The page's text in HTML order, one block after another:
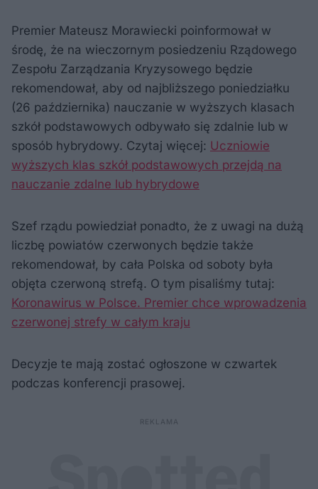
Premier Mateusz Morawiecki poinformował w
środę, że na wieczornym posiedzeniu Rządowego
Zespołu Zarządzania Kryzysowego będzie
rekomendował, aby od najbliższego poniedziałku
(26 października) nauczanie w wyższych klasach
szkół podstawowych odbywało się zdalnie lub w
sposób hybrydowy. Czytaj więcej: Uczniowie
wyższych klas szkół podstawowych przejdą na
nauczanie zdalne lub hybrydowe
Szef rządu powiedział ponadto, że z uwagi na dużą
liczbę powiatów czerwonych będzie także
rekomendował, by cała Polska od soboty była
objęta czerwoną strefą. O tym pisaliśmy tutaj:
Koronawirus w Polsce. Premier chce wprowadzenia
czerwonej strefy w całym kraju
Decyzje te mają zostać ogłoszone w czwartek
podczas konferencji prasowej.